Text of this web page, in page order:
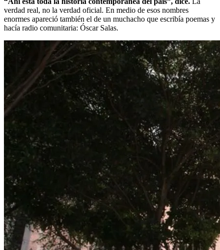
verdad real, no la verdad oficial. En medio de esos nombres
enormes apareció también el de un muchacho que escribía poemas y
hacía radio comunitaria: Óscar Salas.